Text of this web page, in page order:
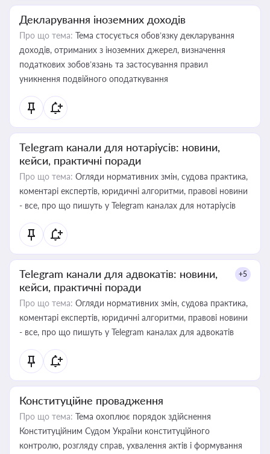
Декларування іноземних доходів
Про що тема: Тема стосується обов’язку декларування
доходів, отриманих з іноземних джерел, визначення
податкових зобов’язань та застосування правил
уникнення подвійного оподаткування
Telegram канали для нотаріусів: новини,
кейси, практичні поради
Про що тема: Огляди нормативних змін, судова практика,
коментарі експертів, юридичні алгоритми, правові новини
- все, про що пишуть у Telegram каналах для нотаріусів
Telegram канали для адвокатів: новини,
кейси, практичні поради
+5
Про що тема: Огляди нормативних змін, судова практика,
коментарі експертів, юридичні алгоритми, правові новини
- все, про що пишуть у Telegram каналах для адвокатів
Конституційне провадження
Про що тема: Тема охоплює порядок здійснення
Конституційним Судом України конституційного
контролю, розгляду справ, ухвалення актів і формування